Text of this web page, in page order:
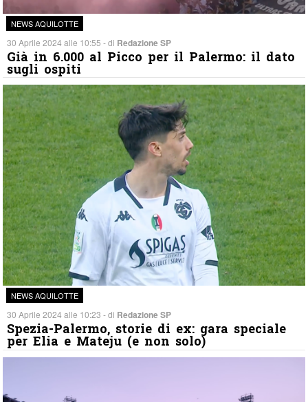
NEWS AQUILOTTE
30 Aprile 2024 alle 10:55 - di Redazione SP
Già in 6.000 al Picco per il Palermo: il dato
sugli ospiti
NEWS AQUILOTTE
30 Aprile 2024 alle 10:23 - di Redazione SP
Spezia-Palermo, storie di ex: gara speciale
per Elia e Mateju (e non solo)